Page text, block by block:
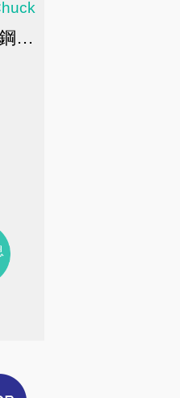
#141 不鏽鋼夾頭系列 / 錐孔 & 螺紋